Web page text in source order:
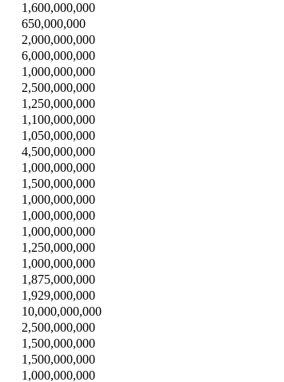
1,600,000,000
650,000,000
2,000,000,000
6,000,000,000
1,000,000,000
2,500,000,000
1,250,000,000
1,100,000,000
1,050,000,000
4,500,000,000
1,000,000,000
1,500,000,000
1,000,000,000
1,000,000,000
1,000,000,000
1,250,000,000
1,000,000,000
1,875,000,000
1,929,000,000
10,000,000,000
2,500,000,000
1,500,000,000
1,500,000,000
1,000,000,000